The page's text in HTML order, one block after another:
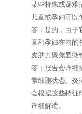
某些特殊或疑难
儿童或孕妇可以
答：是的，由于
童和孕妇在内的
皮肤共聚焦显微
答：报告会详细
素细胞状态、炎
会根据这些特征
详细解读。